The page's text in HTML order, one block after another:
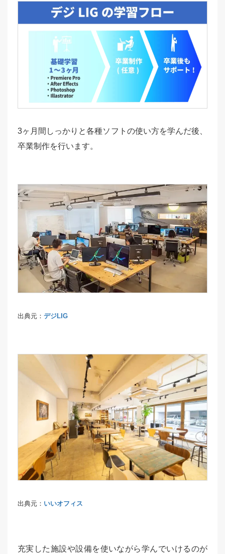
3ヶ月間しっかりと各種ソフトの使い方を学んだ後、
卒業制作を行います。
出典元： デジLIG
出典元： いいオフィス
充実した施設や設備を使いながら学んでいけるのが